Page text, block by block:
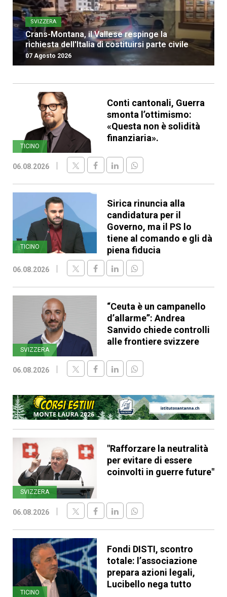
SVIZZERA
Crans-Montana, il Vallese respinge la
richiesta dell'Italia di costituirsi parte civile
07 Agosto 2026
TICINO
Conti cantonali, Guerra
smonta l’ottimismo:
«Questa non è solidità
finanziaria».
06.08.2026
TICINO
Sirica rinuncia alla
candidatura per il
Governo, ma il PS lo
tiene al comando e gli dà
piena fiducia
06.08.2026
SVIZZERA
“Ceuta è un campanello
d’allarme”: Andrea
Sanvido chiede controlli
alle frontiere svizzere
06.08.2026
SVIZZERA
"Rafforzare la neutralità
per evitare di essere
coinvolti in guerre future"
06.08.2026
TICINO
Fondi DISTI, scontro
totale: l’associazione
prepara azioni legali,
Lucibello nega tutto